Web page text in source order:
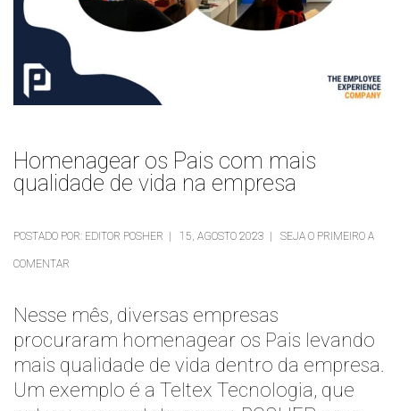
Homenagear os Pais com mais
qualidade de vida na empresa
POSTADO POR: EDITOR POSHER | 15, AGOSTO 2023 | SEJA O PRIMEIRO A
COMENTAR
Nesse mês, diversas empresas
procuraram homenagear os Pais levando
mais qualidade de vida dentro da empresa.
Um exemplo é a Teltex Tecnologia, que